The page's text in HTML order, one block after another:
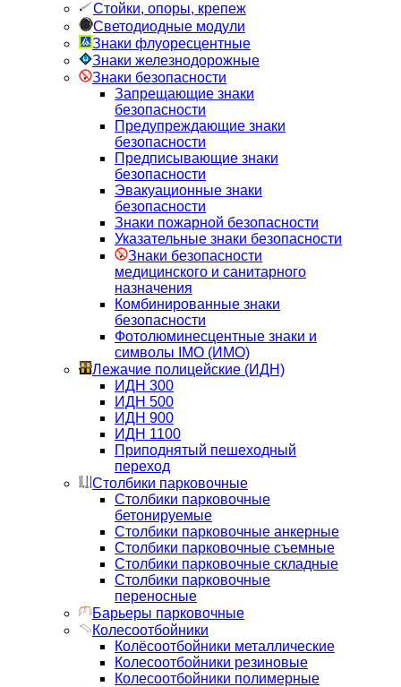
Стойки, опоры, крепеж
Светодиодные модули
Знаки флуоресцентные
Знаки железнодорожные
Знаки безопасности
Запрещающие знаки
безопасности
Предупреждающие знаки
безопасности
Предписывающие знаки
безопасности
Эвакуационные знаки
безопасности
Знаки пожарной безопасности
Указательные знаки безопасности
Знаки безопасности
медицинского и санитарного
назначения
Комбинированные знаки
безопасности
Фотолюминесцентные знаки и
символы IMO (ИМО)
Лежачие полицейские (ИДН)
ИДН 300
ИДН 500
ИДН 900
ИДН 1100
Приподнятый пешеходный
переход
Столбики парковочные
Столбики парковочные
бетонируемые
Столбики парковочные анкерные
Столбики парковочные съемные
Столбики парковочные складные
Столбики парковочные
переносные
Барьеры парковочные
Колесоотбойники
Колёсоотбойники металлические
Колесоотбойники резиновые
Колесоотбойники полимерные